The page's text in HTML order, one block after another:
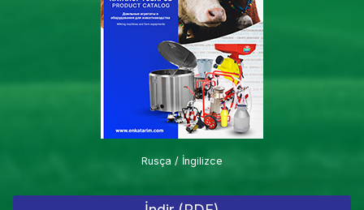
Rusça / İngilizce